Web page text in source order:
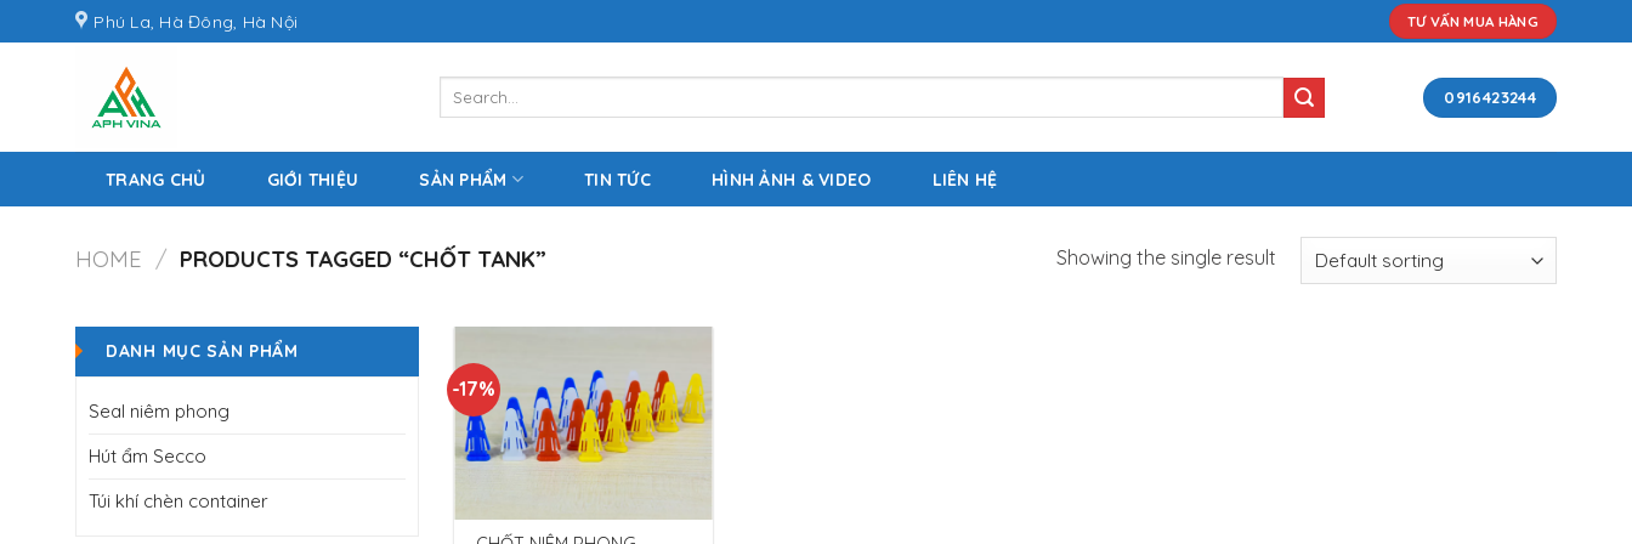
to
Phú La, Hà Đông, Hà Nội TƯ VẤN MUA HÀNG
0916423244
TRANG CHỦ GIỚI THIỆU SẢN PHẨM TIN TỨC HÌNH ẢNH & VIDEO LIÊN HỆ
HOME / PRODUCTS TAGGED “CHỐT TANK” Showing the single result
DANH MỤC SẢN PHẨM
Seal niêm phong
Hút ẩm Secco
Túi khí chèn container
-17%